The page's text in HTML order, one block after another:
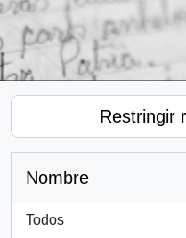
Restringir
Nombre
Todos